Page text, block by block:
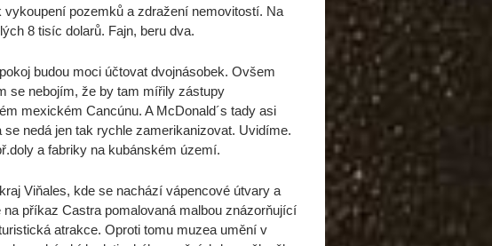
pozemků a zdražení nemovitostí. Na
8 tisíc dolarů. Fajn, beru dva.
budou moci účtovat dvojnásobek. Ovšem
se nebojím, že by tam mířily zástupy
mexickém Cancúnu. A McDonald´s tady asi
nedá jen tak rychle zamerikanizovat. Uvidíme.
a fabriky na kubánském území.
Viňales, kde se nachází vápencové útvary a
příkaz Castra pomalovaná malbou znázorňující
atrakce. Oproti tomu muzea umění v